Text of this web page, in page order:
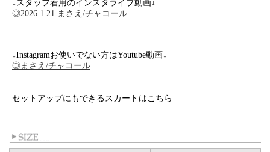
↓スタッフ着用のインスタライブ動画↓
◎2026.1.21 まさえ/チャコール
↓Instagramお使いでない方はYoutube動画↓
◎まさえ/チャコール
セットアップにもできるスカートはこちら